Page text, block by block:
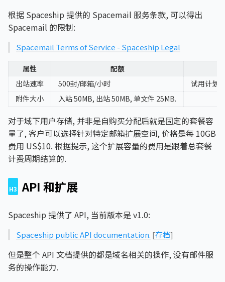
根据 Spaceship 提供的 Spacemail 服务条款, 可以得出
Spacemail 的限制:
Spacemail Terms of Service - Spaceship Legal
属性 配额
出站速率
500封/邮箱/小时
试用计划:
附件大小
入站 50MB, 出站 50MB, 单文件 25MB.
对于域下用户存储, 并非是自购买分配后就是固定的套餐容
量了, 客户可以选择针对特定邮箱扩展空间, 价格是每 10GB
费用 US$10. 根据提示, 这个扩展容量的费用是跟着总套餐
计费周期结算的.
API 和扩展
Spaceship 提供了 API, 当前版本是 v1.0:
Spaceship public API documentation. [存档]
但是整个 API 文档提供的都是域名相关的操作, 没有邮件服
务的操作能力.